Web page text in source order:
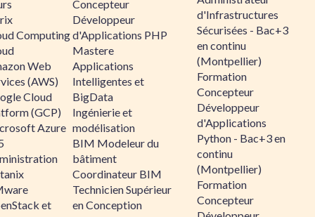
Computing
Web
(AWS)
Cloud
(GCP)
Azure
et
Concepteur
Développeur
d'Applications PHP
Mastere
Applications
Intelligentes et
BigData
Ingénierie et
modélisation
BIM Modeleur du
bâtiment
Coordinateur BIM
Technicien Supérieur
en Conception
d'Infrastructures
Sécurisées - Bac+3
en continu
(Montpellier)
Formation
Concepteur
Développeur
d'Applications
Python - Bac+3 en
continu
(Montpellier)
Formation
Concepteur